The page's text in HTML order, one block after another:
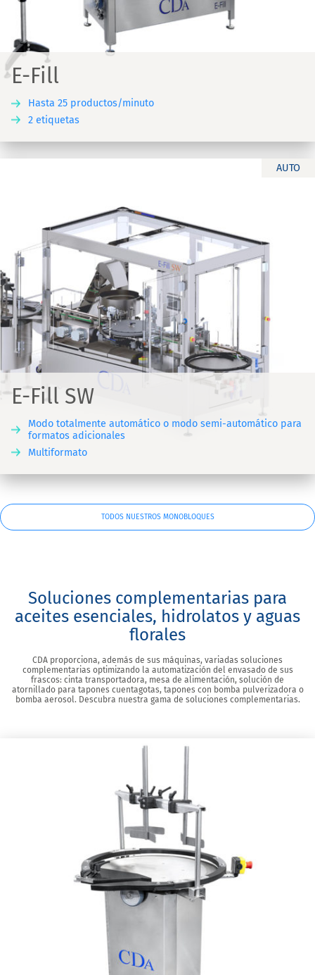
E-Fill
Hasta 25 productos/minuto
2 etiquetas
AUTO
E-Fill SW
Modo totalmente automático o modo semi-automático para
formatos adicionales
Multiformato
TODOS NUESTROS MONOBLOQUES
Soluciones complementarias para
aceites esenciales, hidrolatos y aguas
florales
CDA proporciona, además de sus máquinas, variadas soluciones
complementarias optimizando la automatización del envasado de sus
frascos: cinta transportadora, mesa de alimentación, solución de
atornillado para tapones cuentagotas, tapones con bomba pulverizadora o
bomba aerosol. Descubra nuestra gama de soluciones complementarias.